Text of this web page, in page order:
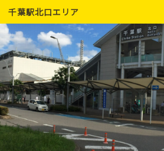
千葉駅北口エリア